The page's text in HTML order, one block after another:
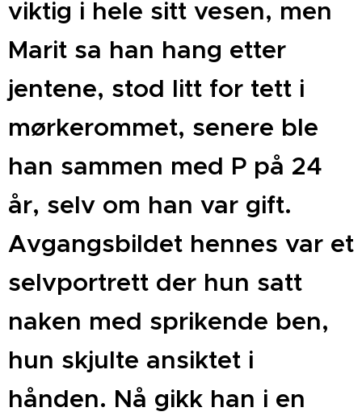
viktig i hele sitt vesen, men
Marit sa han hang etter
jentene, stod litt for tett i
mørkerommet, senere ble
han sammen med P på 24
år, selv om han var gift.
Avgangsbildet hennes var et
selvportrett der hun satt
naken med sprikende ben,
hun skjulte ansiktet i
hånden. Nå gikk han i en